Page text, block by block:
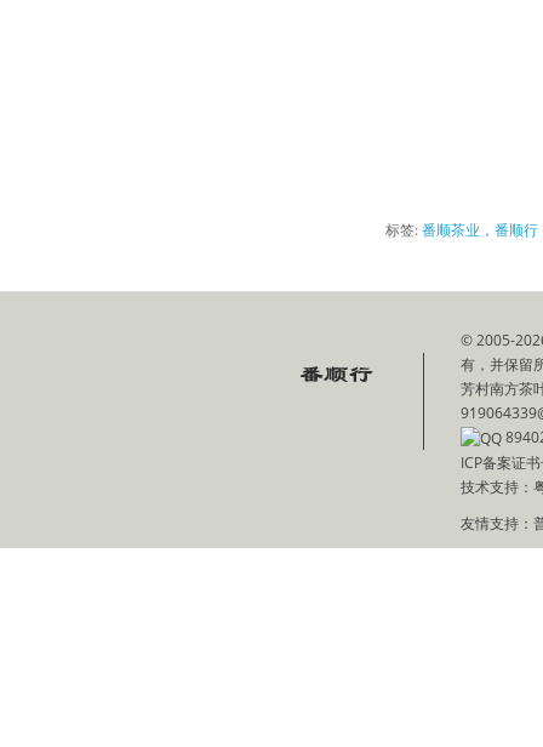
标签:番顺茶业，番顺
© 2005-
有，并保留
芳村南方茶
ICP备案证
技术支持：
友情支持：